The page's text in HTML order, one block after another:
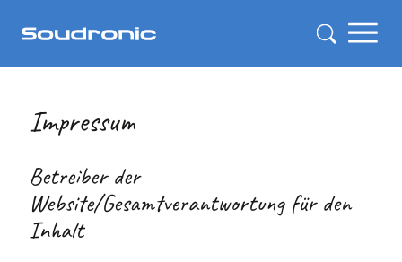
Impressum
Betreiber der
Website/Gesamtverantwortung für den
Inhalt